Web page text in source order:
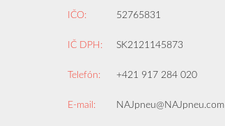
IČO: 52765831
IČ DPH: SK2121145873
Telefón: +421 917 284 020
E-mail: NAJpneu@NAJpneu.com